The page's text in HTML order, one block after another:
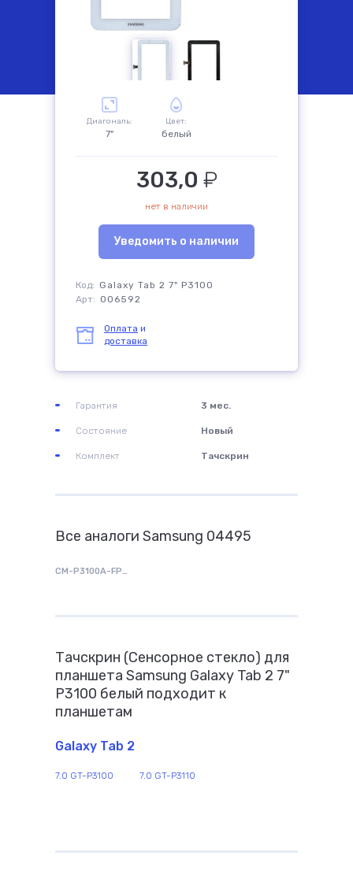
Диагональ:
7"
Цвет:
белый
303,0 ₽
нет в наличии
Уведомить о наличии
Код: Galaxy Tab 2 7" P3100
Арт: 006592
Оплата и
доставка
Гарантия 3 мес.
Состояние Новый
Комплект Тачскрин
Все аналоги Samsung 04495
CM-P3100A-FPCB-04
Тачскрин (Сенсорное стекло) для
планшета Samsung Galaxy Tab 2 7"
P3100 белый подходит к
планшетам
Galaxy Tab 2
7.0 GT-P3100 7.0 GT-P3110